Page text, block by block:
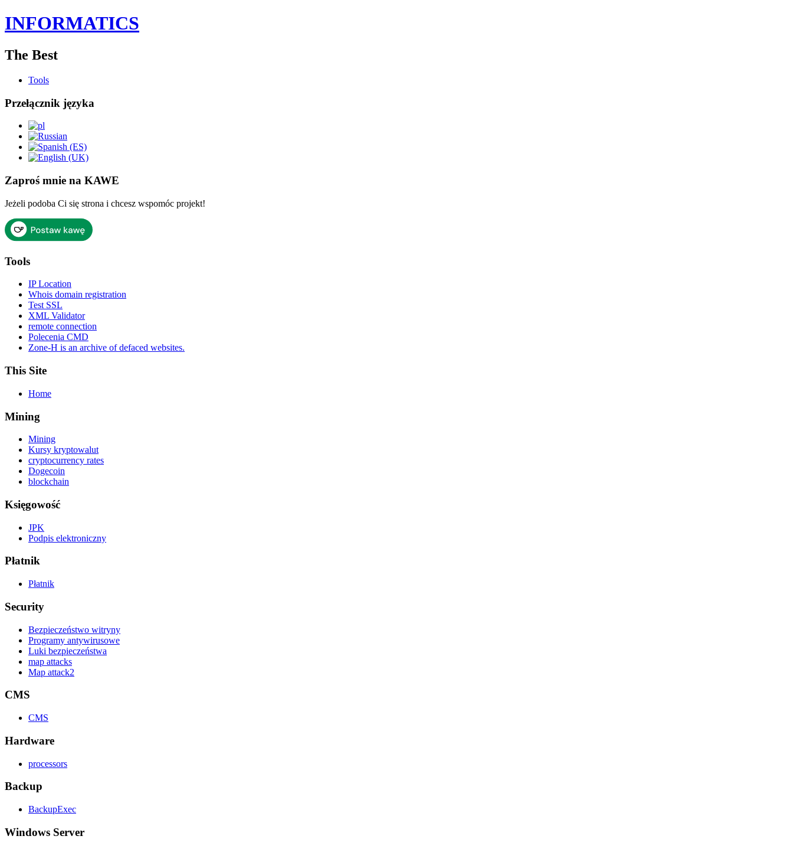
INFORMATICS
The Best
Tools
Przełącznik języka
Zaproś mnie na KAWE
Jeżeli podoba Ci się strona i chcesz wspomóc projekt!
Tools
IP Location
Whois domain registration
Test SSL
XML Validator
remote connection
Polecenia CMD
Zone-H is an archive of defaced websites.
This Site
Home
Mining
Mining
Kursy kryptowalut
cryptocurrency rates
Dogecoin
blockchain
Księgowość
JPK
Podpis elektroniczny
Płatnik
Płatnik
Security
Bezpieczeństwo witryny
Programy antywirusowe
Luki bezpieczeństwa
map attacks
Map attack2
CMS
CMS
Hardware
processors
Backup
BackupExec
Windows Server